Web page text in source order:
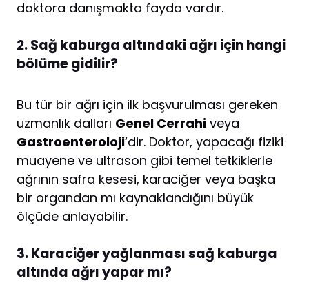
doktora danışmakta fayda vardır.
2. Sağ kaburga altındaki ağrı için hangi
bölüme gidilir?
Bu tür bir ağrı için ilk başvurulması gereken
uzmanlık dalları Genel Cerrahi veya
Gastroenteroloji‘dir. Doktor, yapacağı fiziki
muayene ve ultrason gibi temel tetkiklerle
ağrının safra kesesi, karaciğer veya başka
bir organdan mı kaynaklandığını büyük
ölçüde anlayabilir.
3. Karaciğer yağlanması sağ kaburga
altında ağrı yapar mı?